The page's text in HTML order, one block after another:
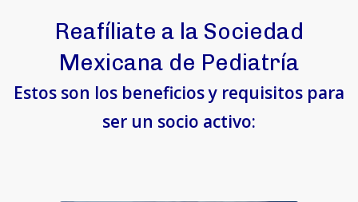
Reafíliate a la Sociedad
Mexicana de Pediatría
Estos son los beneficios y requisitos para
ser un socio activo: